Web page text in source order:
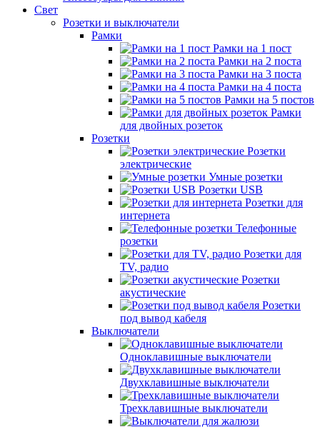
Свет
Розетки и выключатели
Рамки
Рамки на 1 пост
Рамки на 2 поста
Рамки на 3 поста
Рамки на 4 поста
Рамки на 5 постов
Рамки
для двойных розеток
Розетки
Розетки
электрические
Умные розетки
Розетки USB
Розетки для
интернета
Телефонные
розетки
Розетки для
TV, радио
Розетки
акустические
Розетки
под вывод кабеля
Выключатели
Одноклавишные выключатели
Двухклавишные выключатели
Трехклавишные выключатели